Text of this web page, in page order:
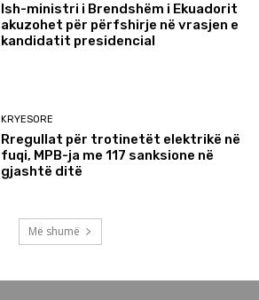
Ish-ministri i Brendshëm i Ekuadorit
akuzohet për përfshirje në vrasjen e
kandidatit presidencial
KRYESORE
Rregullat për trotinetët elektrikë në
fuqi, MPB-ja me 117 sanksione në
gjashtë ditë
Më shumë